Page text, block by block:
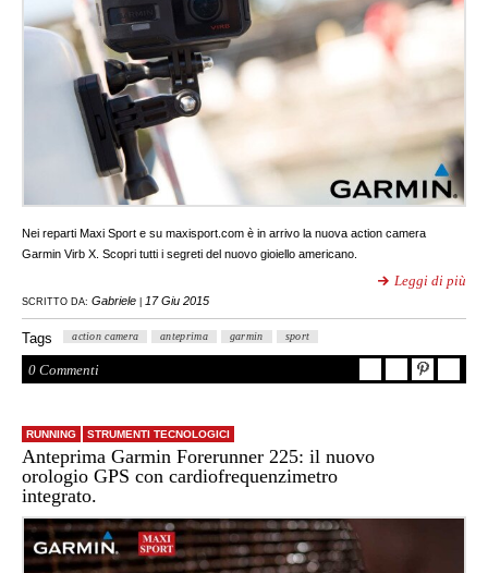
Nei reparti Maxi Sport e su maxisport.com è in arrivo la nuova action camera
Garmin Virb X. Scopri tutti i segreti del nuovo gioiello americano.
Leggi di più
SCRITTO DA: Gabriele 17 Giu 2015
Tags action camera anteprima garmin sport
0 Commenti
RUNNING STRUMENTI TECNOLOGICI
Anteprima Garmin Forerunner 225: il nuovo
orologio GPS con cardiofrequenzimetro
integrato.